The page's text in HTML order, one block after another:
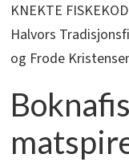
KNEKTE
Halvors
og Frode